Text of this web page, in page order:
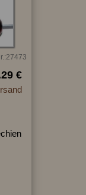
€